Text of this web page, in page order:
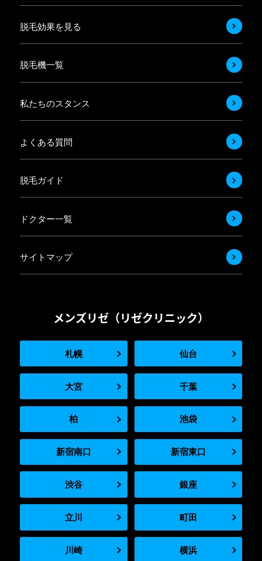
脱毛効果を見る
脱毛機一覧
私たちのスタンス
よくある質問
脱毛ガイド
ドクター一覧
サイトマップ
メンズリゼ（リゼクリニック）
札幌 仙台
大宮 千葉
柏 池袋
新宿南口 新宿東口
渋谷 銀座
立川 町田
川崎 横浜